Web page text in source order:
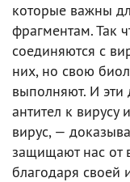
которые важны
фрагментам. Так
соединяются с
них, но свою
выполняют. И
антител к
вирус, —
защищают нас от
благодаря своей